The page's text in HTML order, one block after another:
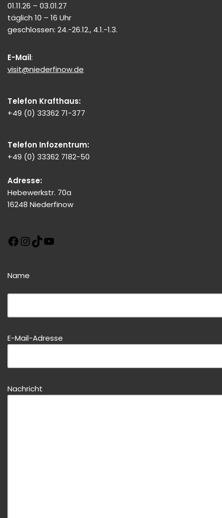
01.11.26 – 03.01.27
täglich 10 – 16 Uhr
geschlossen: 24.-26.12., 4.1.-1.3.
E-Mail:
visit@niederfinow.de
Telefon Krafthaus:
+49 (0) 33362 71-377
Telefon Infozentrum:
+49 (0) 33362 7182-50
Adresse:
Hebewerkstr. 70a
16248 Niederfinow
Name
Bitte dieses Feld leer lassen!
E-Mail-Adresse
Nachricht